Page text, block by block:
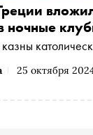
25 октября
ночные